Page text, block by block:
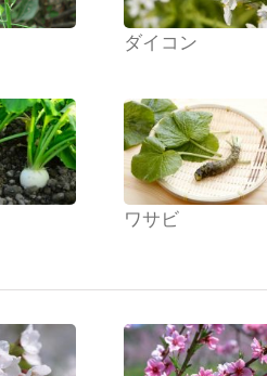
ダイコン
ワサビ